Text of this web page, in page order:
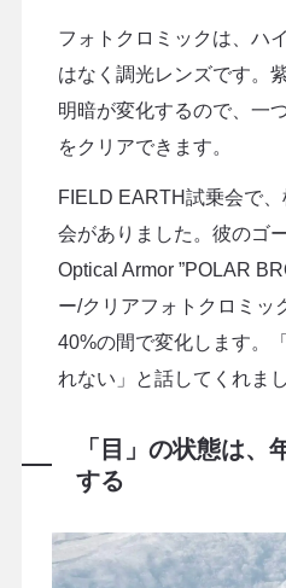
フォトクロミックは、ハ
はなく調光レンズです。
明暗が変化するので、一
をクリアできます。
FIELD EARTH試乗会で
会がありました。彼のゴ
Optical Armor ”POLAR
ー/クリアフォトクロミッ
40%の間で変化します。
れない」と話してくれまし
「目」の状態は、
する